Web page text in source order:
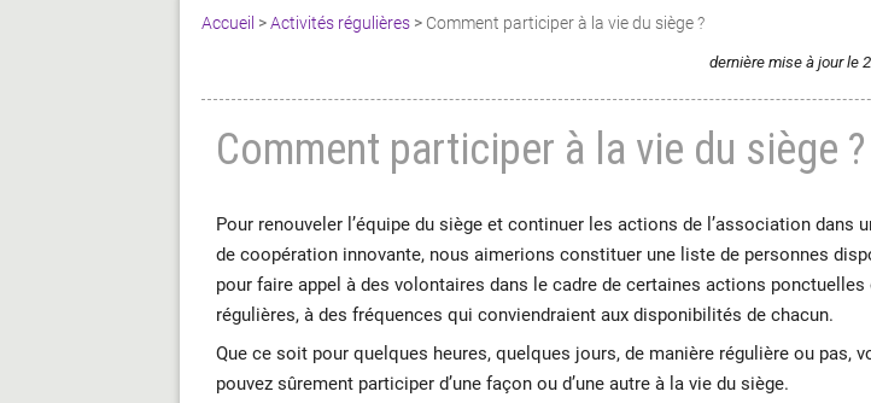
Accueil >Activités régulières > Comment participer à la vie du siège ?
dernière mise à jour le
Comment participer à la vie du siège ?
Pour renouveler l’équipe du siège et continuer les actions de l’association dans
de coopération innovante, nous aimerions constituer une liste de personnes
pour faire appel à des volontaires dans le cadre de certaines actions ponctuelles
régulières, à des fréquences qui conviendraient aux disponibilités de chacun.
Que ce soit pour quelques heures, quelques jours, de manière régulière ou pas,
pouvez sûrement participer d’une façon ou d’une autre à la vie du siège.